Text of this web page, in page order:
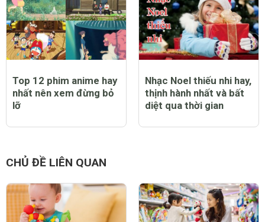
Top 12 phim anime hay
nhất nên xem đừng bỏ
lỡ
Nhạc Noel thiếu nhi hay,
thịnh hành nhất và bất
diệt qua thời gian
CHỦ ĐỀ LIÊN QUAN